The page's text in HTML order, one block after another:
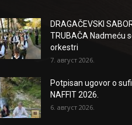
DRAGAČEVSKI
TRUBAČA Nadmeću
orkestri
7. август 2026.
Potpisan ugovor o
NAFFIT 2026.
6. август 2026.